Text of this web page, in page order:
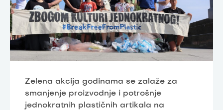
Zelena akcija godinama se zalaže za
smanjenje proizvodnje i potrošnje
jednokratnih plastičnih artikala na